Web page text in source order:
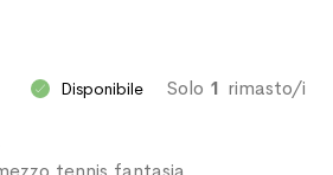
Solo 1 rimasto/i
Disponibile